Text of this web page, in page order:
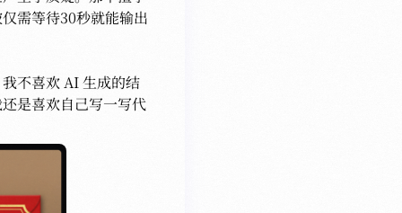
需等待30秒就能输出
不喜欢 AI 生成的结
是喜欢自己写一写代